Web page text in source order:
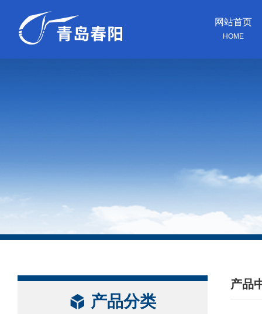
网站首页
HOME
产品分类
产品
/